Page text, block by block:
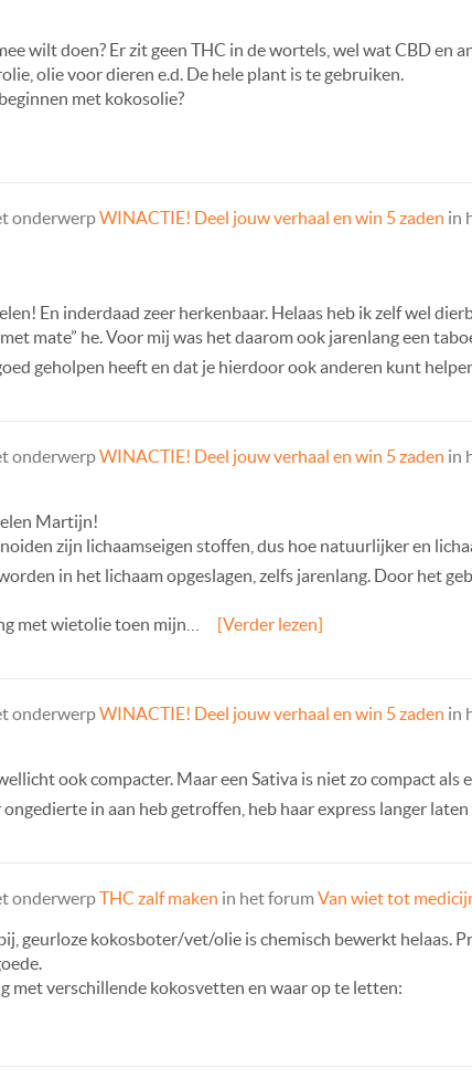
wilt doen? Er zit geen THC in de wortels, wel wat CBD en
olie voor dieren e.d. De hele plant is te gebruiken.
met kokosolie?
onderwerpWINACTIE! Deel jouw verhaal en win 5 zaden in
En inderdaad zeer herkenbaar. Helaas heb ik zelf wel
mate” he. Voor mij was het daarom ook jarenlang een
geholpen heeft en dat je hierdoor ook anderen kunt
onderwerpWINACTIE! Deel jouw verhaal en win 5 zaden in
Martijn!
zijn lichaamseigen stoffen, dus hoe natuurlijker en
in het lichaam opgeslagen, zelfs jarenlang. Door het
met wietolie toen mijn…
[Verder lezen]
onderwerpWINACTIE! Deel jouw verhaal en win 5 zaden in
ook compacter. Maar een Sativa is niet zo compact als
in aan heb getroffen, heb haar express langer
onderwerpTHC zalf maken in het forum Van wiet tot
geurloze kokosboter/vet/olie is chemisch bewerkt helaas.
met verschillende kokosvetten en waar op te letten: